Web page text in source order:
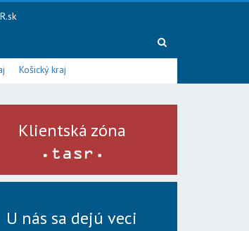
Košický kraj
Klientská zóna
U nás sa dejú veci